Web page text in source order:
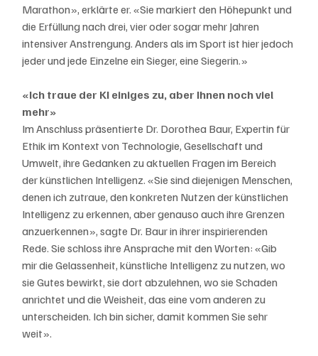
Marathon», erklärte er. «Sie markiert den Höhepunkt und
die Erfüllung nach drei, vier oder sogar mehr Jahren
intensiver Anstrengung. Anders als im Sport ist hier jedoch
jeder und jede Einzelne ein Sieger, eine Siegerin.»
«Ich traue der KI einiges zu, aber Ihnen noch viel
mehr»
Im Anschluss präsentierte Dr. Dorothea Baur, Expertin für
Ethik im Kontext von Technologie, Gesellschaft und
Umwelt, ihre Gedanken zu aktuellen Fragen im Bereich
der künstlichen Intelligenz. «Sie sind diejenigen Menschen,
denen ich zutraue, den konkreten Nutzen der künstlichen
Intelligenz zu erkennen, aber genauso auch ihre Grenzen
anzuerkennen», sagte Dr. Baur in ihrer inspirierenden
Rede. Sie schloss ihre Ansprache mit den Worten: «Gib
mir die Gelassenheit, künstliche Intelligenz zu nutzen, wo
sie Gutes bewirkt, sie dort abzulehnen, wo sie Schaden
anrichtet und die Weisheit, das eine vom anderen zu
unterscheiden. Ich bin sicher, damit kommen Sie sehr
weit».